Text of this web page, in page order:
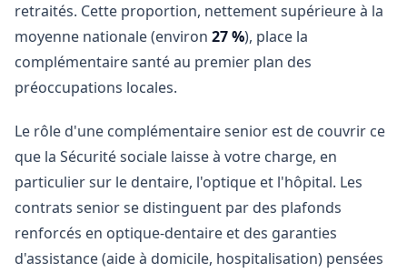
retraités. Cette proportion, nettement supérieure à la
moyenne nationale (environ 27 %), place la
complémentaire santé au premier plan des
préoccupations locales.
Le rôle d'une complémentaire senior est de couvrir ce
que la Sécurité sociale laisse à votre charge, en
particulier sur le dentaire, l'optique et l'hôpital. Les
contrats senior se distinguent par des plafonds
renforcés en optique-dentaire et des garanties
d'assistance (aide à domicile, hospitalisation) pensées